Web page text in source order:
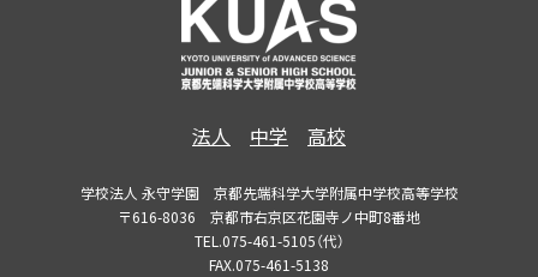
法人 中学 高校
学校法人 永守学園 京都先端科学大学附属中学校高等学校
〒616-8036 京都市右京区花園寺ノ中町8番地
TEL.075-461-5105（代）
FAX.075-461-5138